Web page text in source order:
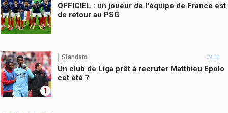
OFFICIEL : un joueur de l'équipe de France est
de retour au PSG
1
Standard 09:00
Un club de Liga prêt à recruter Matthieu Epolo
cet été ?